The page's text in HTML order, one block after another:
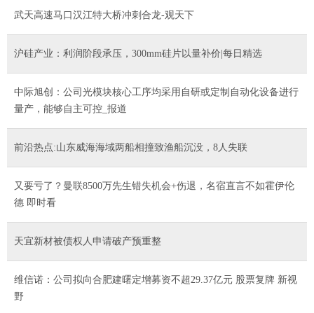
武天高速马口汉江特大桥冲刺合龙-观天下
沪硅产业：利润阶段承压，300mm硅片以量补价|每日精选
中际旭创：公司光模块核心工序均采用自研或定制自动化设备进行
量产，能够自主可控_报道
前沿热点:山东威海海域两船相撞致渔船沉没，8人失联
又要亏了？曼联8500万先生错失机会+伤退，名宿直言不如霍伊伦
德 即时看
天宜新材被债权人申请破产预重整
维信诺：公司拟向合肥建曙定增募资不超29.37亿元 股票复牌 新视
野